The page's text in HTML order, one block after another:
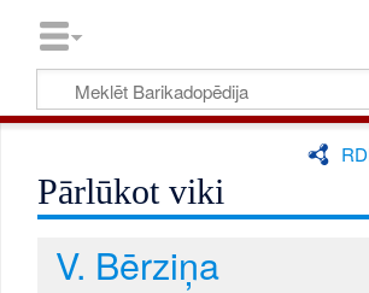
Pārlūkot viki
V. Bērziņa